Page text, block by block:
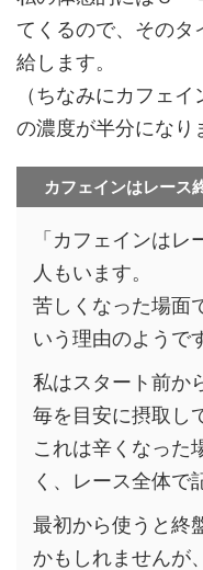
てくるので、そのタ
給します。
（ちなみにカフェ
の濃度が半分になり
カフェインはレース
「カフェインは
人もいます。
苦しくなった場面
いう理由のようで
私はスタート前か
毎を目安に摂取し
これは辛くなった
く、レース全体で
最初から使うと終
かもしれませんが